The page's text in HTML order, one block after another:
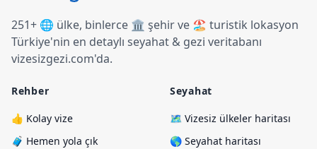
251+ 🌐 ülke, binlerce 🏛️ şehir ve 🏖️ turistik lokasyon
Türkiye'nin en detaylı seyahat & gezi veritabanı
vizesizgezi.com'da.
Rehber
👍 Kolay vize
🧳 Hemen yola çık
Seyahat
🗺️ Vizesiz ülkeler haritası
🌎 Seyahat haritası